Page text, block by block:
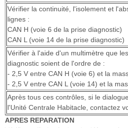
Vérifier la continuité, l'isolement et
lignes :
CAN H (voie 6 de la prise diagnostic)
CAN L (voie 14 de la prise diagnostic)
Vérifier à l'aide d'un multimètre que
diagnostic soient de l'ordre de :
- 2,5 V entre CAN H (voie 6) et la
- 2,5 V entre CAN L (voie 14) et la
Après tous ces contrôles, si le
l'Unité Centrale Habitacle, contactez
APRES REPARATION